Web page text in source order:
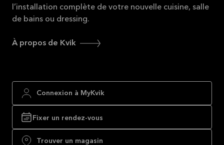
l’installation complète de votre nouvelle cuisine, salle
de bains ou dressing.
À propos de Kvik
Connexion à MyKvik
Fixer un rendez-vous
Trouver un magasin